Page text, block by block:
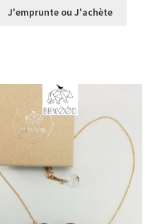
prix :
J'emprunte ou J'achète